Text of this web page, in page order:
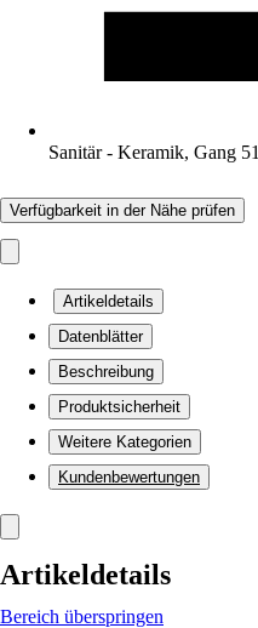
Sanitär - Keramik, Gang 51
Verfügbarkeit in der Nähe prüfen
Artikeldetails
Datenblätter
Beschreibung
Produktsicherheit
Weitere Kategorien
Kundenbewertungen
Artikeldetails
Bereich überspringen